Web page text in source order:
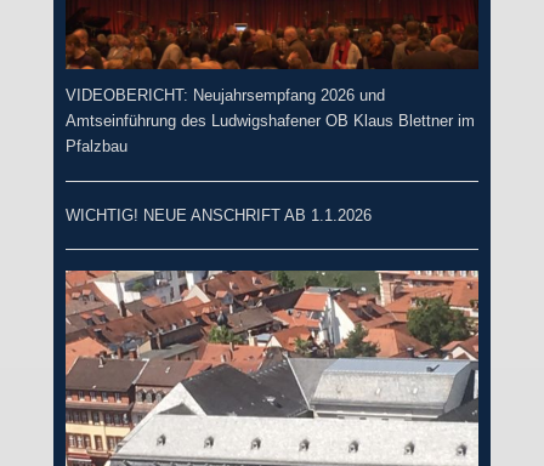
VIDEOBERICHT: Neujahrsempfang 2026 und
Amtseinführung des Ludwigshafener OB Klaus Blettner im
Pfalzbau
WICHTIG! NEUE ANSCHRIFT AB 1.1.2026